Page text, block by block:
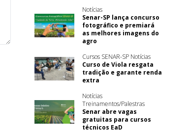
Notícias
Senar-SP lança concurso
fotográfico e premiará
as melhores imagens do
agro
Cursos SENAR-SP Notícias
Curso de Viola resgata
tradição e garante renda
extra
Notícias
Treinamentos/Palestras
Senar abre vagas
gratuitas para cursos
técnicos EaD